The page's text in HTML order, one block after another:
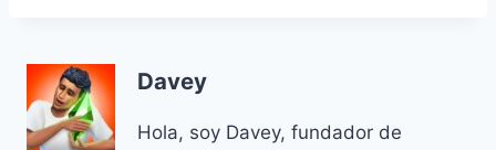
Davey
Hola, soy Davey, fundador de